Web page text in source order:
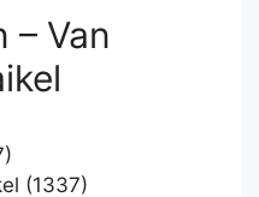
– Van
(1337)